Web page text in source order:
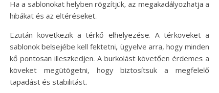
Ha a sablonokat helyben rögzítjük, az megakadályozhatja a
hibákat és az eltéréseket.
Ezután következik a térkő elhelyezése. A térköveket a
sablonok belsejébe kell fektetni, ügyelve arra, hogy minden
kő pontosan illeszkedjen. A burkolást követően érdemes a
köveket megütögetni, hogy biztosítsuk a megfelelő
tapadást és stabilitást.